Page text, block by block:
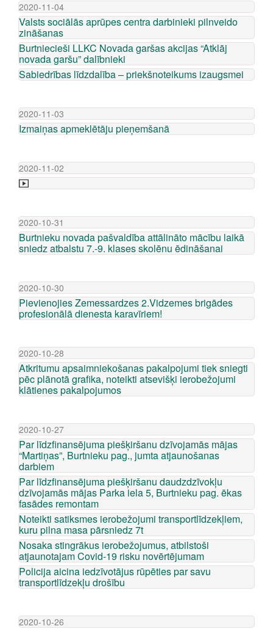
2020-11-04
Valsts sociālās aprūpes centra darbinieki pilnveido
zināšanas
Burtniecieši LLKC Novada garšas akcijas “Atklāj
novada garšu” dalībnieki
Sabiedrības līdzdalība – priekšnoteikums izaugsmei
2020-11-03
Izmaiņas apmeklētāju pieņemšanā
2020-11-02
2020-10-31
Burtnieku novada pašvaldība attālināto mācību laikā
sniedz atbalstu 7.-9. klases skolēnu ēdināšanai
2020-10-30
Pievienojies Zemessardzes 2.Vidzemes brigādes
profesionālā dienesta karavīriem!
2020-10-28
Atkritumu apsaimniekošanas pakalpojumi tiek sniegti
pēc plānotā grafika, noteikti atsevišķi ierobežojumi
klātienes pakalpojumos
2020-10-27
Par līdzfinansējuma piešķiršanu dzīvojamās mājas
“Martiņas”, Burtnieku pag., jumta atjaunošanas
darbiem
Par līdzfinansējuma piešķiršanu daudzdzīvokļu
dzīvojamās mājas Parka iela 5, Burtnieku pag. ēkas
fasādes remontam
Noteikti satiksmes ierobežojumi transportlīdzekļiem,
kuru pilna masa pārsniedz 7t
Nosaka stingrākus ierobežojumus, atbilstoši
atjaunotajam Covid-19 risku novērtējumam
Policija aicina iedzīvotājus rūpēties par savu
transportlīdzekļu drošību
2020-10-26